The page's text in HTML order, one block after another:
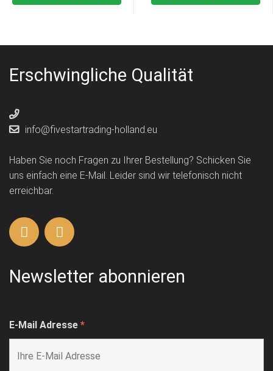
Erschwingliche Qualität
info@fivestartrading-holland.eu
Haben Sie noch Fragen zu Ihrer Bestellung? Schicken Sie
uns einfach eine E-Mail. Leider sind wir telefonisch nicht
erreichbar.
Newsletter abonnieren
E-Mail Adresse *